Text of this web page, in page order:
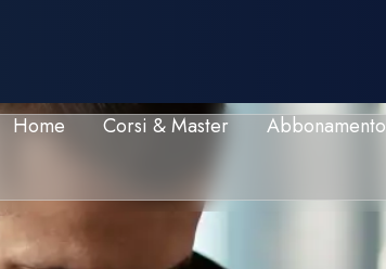
Home Corsi & Master Abbonamento